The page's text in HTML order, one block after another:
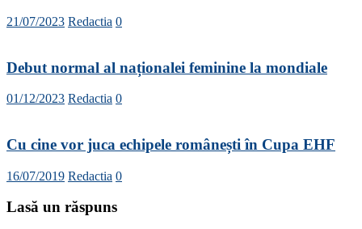
21/07/2023 Redactia 0
Debut normal al naționalei feminine la mondiale
01/12/2023 Redactia 0
Cu cine vor juca echipele românești în Cupa EHF
16/07/2019 Redactia 0
Lasă un răspuns